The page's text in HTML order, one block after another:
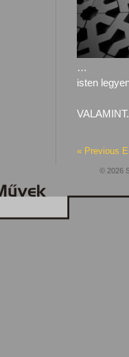
…
isten
« Previous
© 2026